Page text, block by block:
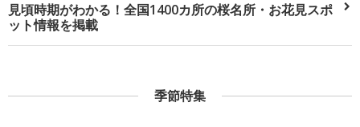
見頃時期がわかる！全国1400カ所の桜名所・お花見スポ
ット情報を掲載
季節特集